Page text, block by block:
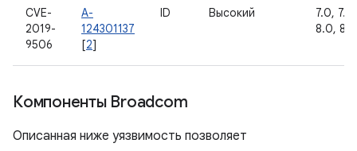
CVE-
2019-
9506
A-
124301137
[2]
ID Высокий
7.0,
8.0,
Компоненты Broadcom
Описанная ниже уязвимость позволяет